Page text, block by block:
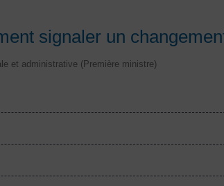
signaler un
et administrative (Première ministre)